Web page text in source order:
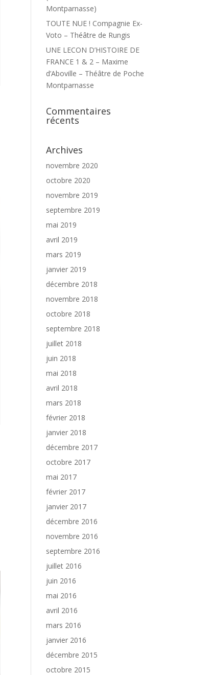
Montparnasse)
TOUTE NUE ! Compagnie Ex-
Voto – Théâtre de Rungis
UNE LECON D’HISTOIRE DE
FRANCE 1 & 2 – Maxime
d’Aboville – Théâtre de Poche
Montparnasse
Commentaires
récents
Archives
novembre 2020
octobre 2020
novembre 2019
septembre 2019
mai 2019
avril 2019
mars 2019
janvier 2019
décembre 2018
novembre 2018
octobre 2018
septembre 2018
juillet 2018
juin 2018
mai 2018
avril 2018
mars 2018
février 2018
janvier 2018
décembre 2017
octobre 2017
mai 2017
février 2017
janvier 2017
décembre 2016
novembre 2016
septembre 2016
juillet 2016
juin 2016
mai 2016
avril 2016
mars 2016
janvier 2016
décembre 2015
octobre 2015